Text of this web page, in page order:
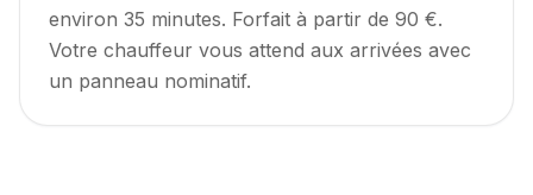
environ 35 minutes. Forfait à partir de 90 €.
Votre chauffeur vous attend aux arrivées avec
un panneau nominatif.